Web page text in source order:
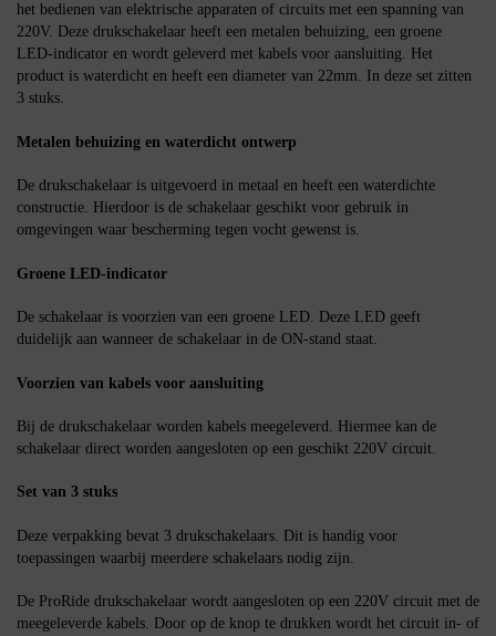
het bedienen van elektrische apparaten of circuits met een spanning van
220V. Deze drukschakelaar heeft een metalen behuizing, een groene
LED-indicator en wordt geleverd met kabels voor aansluiting. Het
product is waterdicht en heeft een diameter van 22mm. In deze set zitten
3 stuks.
Metalen behuizing en waterdicht ontwerp
De drukschakelaar is uitgevoerd in metaal en heeft een waterdichte
constructie. Hierdoor is de schakelaar geschikt voor gebruik in
omgevingen waar bescherming tegen vocht gewenst is.
Groene LED-indicator
De schakelaar is voorzien van een groene LED. Deze LED geeft
duidelijk aan wanneer de schakelaar in de ON-stand staat.
Voorzien van kabels voor aansluiting
Bij de drukschakelaar worden kabels meegeleverd. Hiermee kan de
schakelaar direct worden aangesloten op een geschikt 220V circuit.
Set van 3 stuks
Deze verpakking bevat 3 drukschakelaars. Dit is handig voor
toepassingen waarbij meerdere schakelaars nodig zijn.
De ProRide drukschakelaar wordt aangesloten op een 220V circuit met de
meegeleverde kabels. Door op de knop te drukken wordt het circuit in- of